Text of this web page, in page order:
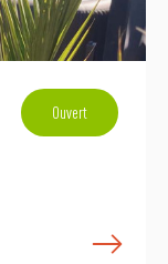
Ouvert